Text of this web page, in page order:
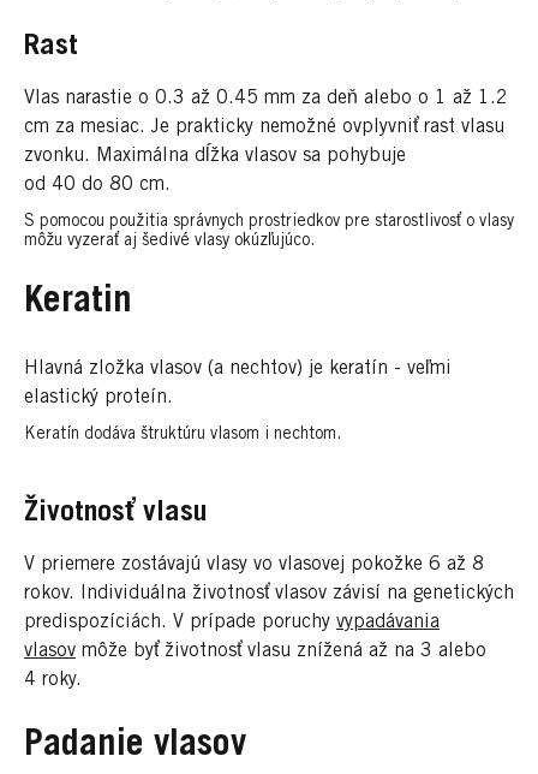
Rast
Vlas narastie o 0.3 až 0.45 mm za deň alebo o 1 až 1.2
cm za mesiac. Je prakticky nemožné ovplyvniť rast vlasu
zvonku. Maximálna dĺžka vlasov sa pohybuje
od 40 do 80 cm.
S pomocou použitia správnych prostriedkov pre starostlivosť o vlasy
môžu vyzerať aj šedivé vlasy okúzľujúco.
Keratin
Hlavná zložka vlasov (a nechtov) je keratín - veľmi
elastický proteín.
Keratín dodáva štruktúru vlasom i nechtom.
Životnosť vlasu
V priemere zostávajú vlasy vo vlasovej pokožke 6 až 8
rokov. Individuálna životnosť vlasov závisí na genetických
predispozíciách. V prípade poruchy vypadávania
vlasov môže byť životnosť vlasu znížená až na 3 alebo
4 roky.
Padanie vlasov